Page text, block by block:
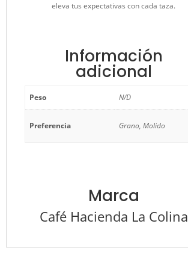
eleva tus expectativas con cada taza.
Información
adicional
Peso N/D
Preferencia Grano, Molido
Marca
Café Hacienda La Colina